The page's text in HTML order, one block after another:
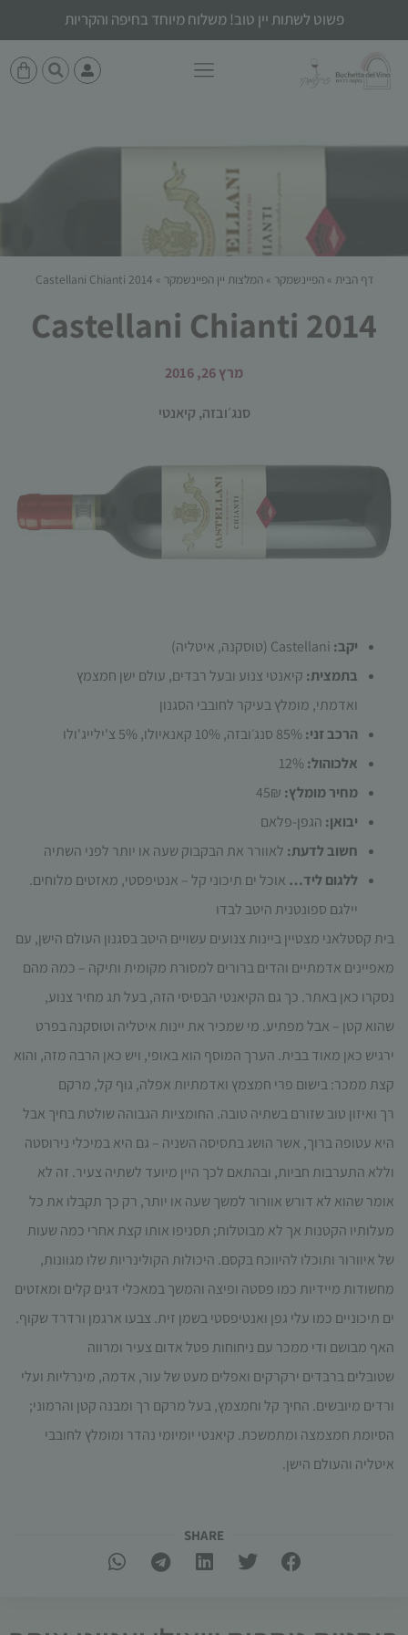
פשוט לשתות יין טוב! משלוח מיוחד בחיפה והקריות
דף הבית »הפיינשמקר »המלצות יין הפיינשמקר »
Castellani Chianti 2014
Castellani Chianti 2014
מרץ 26, 2016
סנג׳ובזה, קיאנטי
יקב:
בתמצית: קיאנטי צנוע ובעל רבדים, עולם ישן חמצמץ
ואדמתי, מומלץ בעיקר לחובבי הסגנון
הרכב זני:
אלכוהול:
מחיר מומלץ:
יבואן: הגפן-פלאם
חשוב לדעת: לאוורר את הבקבוק שעה או יותר לפני השתיה
ללגום ליד… אוכל ים תיכוני קל – אנטיפסטי, מאזטים מלוחים.
יילגם ספונטנית היטב לבדו
בית קסטלאני מצטיין ביינות צנועים עשויים היטב בסגנון העולם הישן, עם
מאפיינים אדמתיים והדים ברורים למסורת מקומית ותיקה – כמה מהם
נסקרו כאן באתר. כך גם הקיאנטי הבסיסי הזה, בעל תג מחיר צנוע,
שהוא קטן – אבל מפתיע. מי שמכיר את יינות איטליה וטוסקנה בפרט
ירגיש כאן מאוד בבית. הערך המוסף הוא באופי, ויש כאן הרבה מזה, והוא
קצת ממכר: בישום פרי חמצמץ ואדמתיות אפלה, גוף קל, מרקם
רך ואיזון טוב שזורם בשתיה טובה. החומציות הגבוהה שולטת בחיך אבל
היא עטופה ברוך, אשר הושג בתסיסה השניה – גם היא במיכלי נירוסטה
וללא התערבות חביות, ובהתאם לכך היין מיועד לשתיה צעיר. זה לא
אומר שהוא לא דורש אוורור למשך שעה או יותר, רק כך תקבלו את כל
מעלותיו הקטנות אך לא מבוטלות; תסניפו אותו קצת אחרי כמה שעות
של איוורור ותוכלו להיווכח בקסם. היכולות הקולינריות שלו מגוונות,
מחשודות מיידיות כמו פסטה ופיצה והמשך במאכלי דגים קלים ומאזטים
ים תיכוניים כמו עלי גפן ואנטיפסטי בשמן זית. צבעו ארגמן ורדרד שקוף.
האף מבושם ודי ממכר עם ניחוחות פטל אדום צעיר ומרווה
שטובלים ברבדים ירקרקים ואפלים מעט של עור, אדמה, מינרליות ועלי
ורדים מיובשים. החיך קל וחמצמץ, בעל מרקם רך ומבנה קטן והרמוני;
הסיומת חמצמצה ומתמשכת. קיאנטי יומיומי נהדר ומומלץ לחובבי
איטליה והעולם הישן.
SHARE​
אופציונליים.
הם נדרשים
להפעלת
האתר.
ומבנהו,
אופן השימוש
חוויית
כדי שהאתר
שלנו יעבוד
מיטבית
במהלך
תסרב/י
לקובצי
אלו, חלק
מהפונקציות
עשויות
להיעלם.
שיווקי
שיתוף
תחומי
וההתנהגות
שלך בעת
תוכן
והצעות